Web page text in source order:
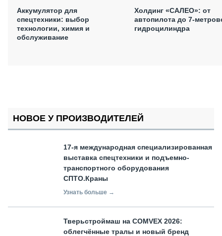
Аккумулятор для
спецтехники: выбор
технологии, химия и
обслуживание
Холдинг «САЛЕО»: от
автопилота до 7-
гидроцилиндра
НОВОЕ У ПРОИЗВОДИТЕЛЕЙ
17-я международная специализированная
выставка спецтехники и подъемно-
транспортного оборудования
СПТО.Краны
Узнать больше →
Тверьстроймаш на COMVEX 2026:
облегчённые тралы и новый бренд